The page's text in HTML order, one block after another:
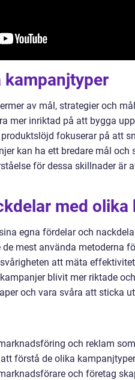
kampanjtyper
av mål, strategier och
mer inriktad på att bygga
fokuserar på att
kan ha ett bredare mål och
för dessa skillnader är
med olika
egna fördelar och
mest använda metoderna
att mäta
blivit mer riktade
och vara svåra att sticka
och reklam
förstå de olika
och företag